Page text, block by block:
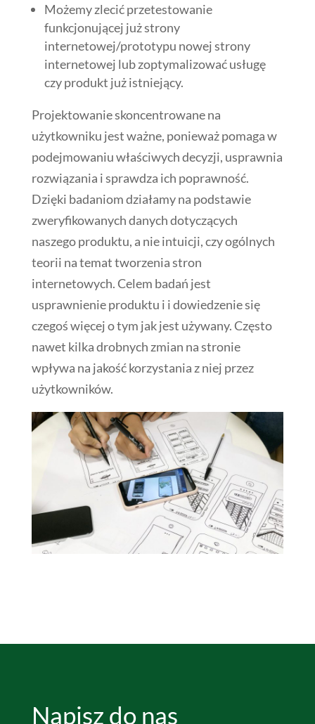
Możemy zlecić przetestowanie
funkcjonującej już strony
internetowej/prototypu nowej strony
internetowej lub zoptymalizować usługę
czy produkt już istniejący.
Projektowanie skoncentrowane na
użytkowniku jest ważne, ponieważ pomaga w
podejmowaniu właściwych decyzji, usprawnia
rozwiązania i sprawdza ich poprawność.
Dzięki badaniom działamy na podstawie
zweryfikowanych danych dotyczących
naszego produktu, a nie intuicji, czy ogólnych
teorii na temat tworzenia stron
internetowych. Celem badań jest
usprawnienie produktu i i dowiedzenie się
czegoś więcej o tym jak jest używany. Często
nawet kilka drobnych zmian na stronie
wpływa na jakość korzystania z niej przez
użytkowników.
Napisz do nas